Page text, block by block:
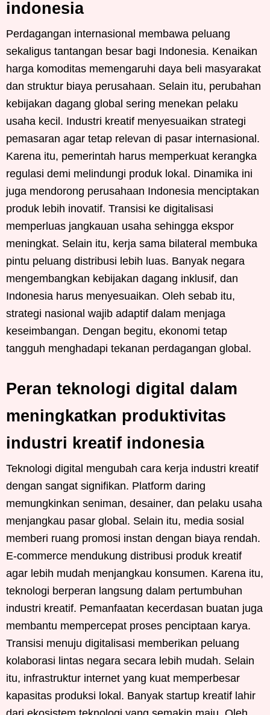
indonesia
Perdagangan internasional membawa peluang
sekaligus tantangan besar bagi Indonesia. Kenaikan
harga komoditas memengaruhi daya beli masyarakat
dan struktur biaya perusahaan. Selain itu, perubahan
kebijakan dagang global sering menekan pelaku
usaha kecil. Industri kreatif menyesuaikan strategi
pemasaran agar tetap relevan di pasar internasional.
Karena itu, pemerintah harus memperkuat kerangka
regulasi demi melindungi produk lokal. Dinamika ini
juga mendorong perusahaan Indonesia menciptakan
produk lebih inovatif. Transisi ke digitalisasi
memperluas jangkauan usaha sehingga ekspor
meningkat. Selain itu, kerja sama bilateral membuka
pintu peluang distribusi lebih luas. Banyak negara
mengembangkan kebijakan dagang inklusif, dan
Indonesia harus menyesuaikan. Oleh sebab itu,
strategi nasional wajib adaptif dalam menjaga
keseimbangan. Dengan begitu, ekonomi tetap
tangguh menghadapi tekanan perdagangan global.
Peran teknologi digital dalam
meningkatkan produktivitas
industri kreatif indonesia
Teknologi digital mengubah cara kerja industri kreatif
dengan sangat signifikan. Platform daring
memungkinkan seniman, desainer, dan pelaku usaha
menjangkau pasar global. Selain itu, media sosial
memberi ruang promosi instan dengan biaya rendah.
E-commerce mendukung distribusi produk kreatif
agar lebih mudah menjangkau konsumen. Karena itu,
teknologi berperan langsung dalam pertumbuhan
industri kreatif. Pemanfaatan kecerdasan buatan juga
membantu mempercepat proses penciptaan karya.
Transisi menuju digitalisasi memberikan peluang
kolaborasi lintas negara secara lebih mudah. Selain
itu, infrastruktur internet yang kuat memperbesar
kapasitas produksi lokal. Banyak startup kreatif lahir